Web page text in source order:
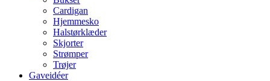
Cardigan
Hjemmesko
Halstørklæder
Skjorter
Strømper
Trøjer
Gaveidéer